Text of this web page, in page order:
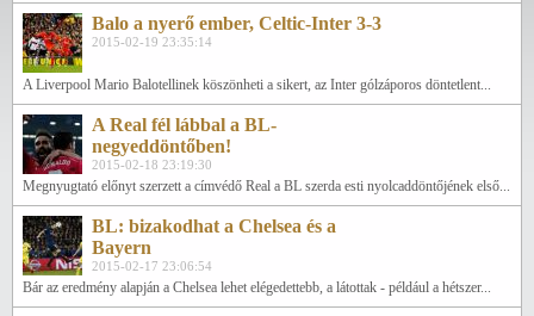
Balo a nyerő ember, Celtic-Inter 3-3
2015-02-19 23:35:14
A Liverpool Mario Balotellinek köszönheti a sikert, az Inter gólzáporos döntetlent...
A Real fél lábbal a BL-
negyeddöntőben!
2015-02-18 23:19:30
Megnyugtató előnyt szerzett a címvédő Real a BL szerda esti nyolcaddöntőjének első...
BL: bizakodhat a Chelsea és a
Bayern
2015-02-17 23:06:54
Bár az eredmény alapján a Chelsea lehet elégedettebb, a látottak - például a hétszer...